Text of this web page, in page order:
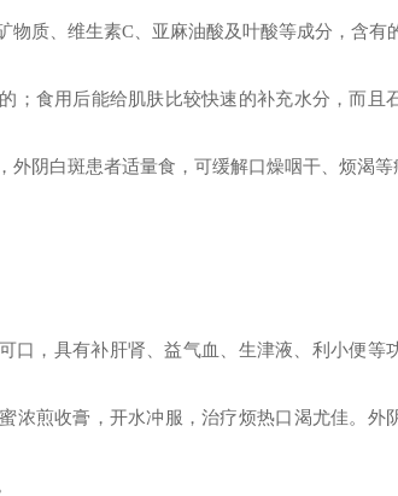
物质、维生素C、亚麻油酸及叶酸等成分，含有
；食用后能给肌肤比较快速的补充水分，而且
外阴白斑患者适量食，可缓解口燥咽干、烦渴等
口，具有补肝肾、益气血、生津液、利小便等
浓煎收膏，开水冲服，治疗烦热口渴尤佳。外